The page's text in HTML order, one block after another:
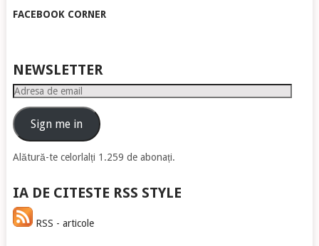
FACEBOOK CORNER
NEWSLETTER
Adresa
emailSign me in
Alătură-te celorlalți 1.259 de abonați.
IA DE CITESTE RSS STYLE
RSS - articole